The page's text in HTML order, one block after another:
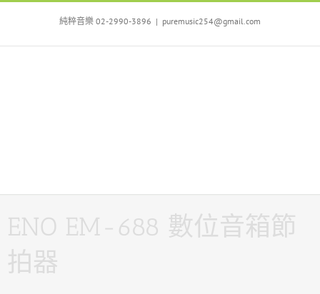
Skip
純粹音樂 02-2990-3896 | puremusic254@gmail.com
ENO EM-688 數位音箱節
拍器